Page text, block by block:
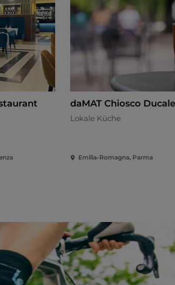
daMAT Chiosco Ducale
Lokale Küche
Emilia-Romagna, Parma